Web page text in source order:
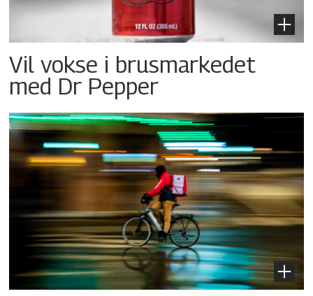
Vil vokse i brusmarkedet
med Dr Pepper